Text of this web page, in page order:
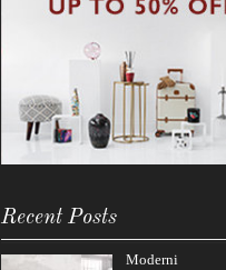
Recent Posts
Moderni